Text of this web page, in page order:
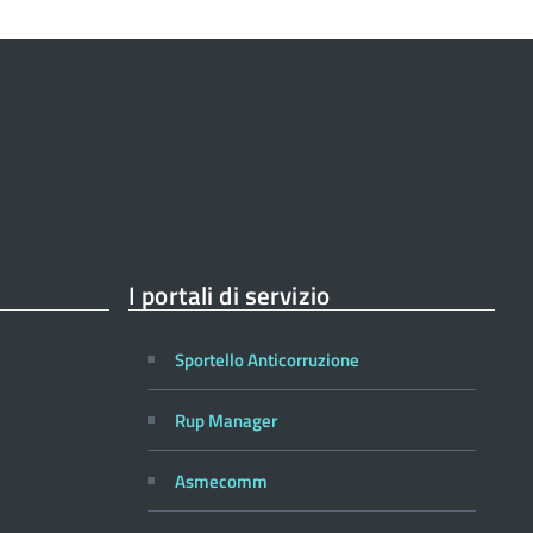
I portali di servizio
Sportello Anticorruzione
Rup Manager
Asmecomm